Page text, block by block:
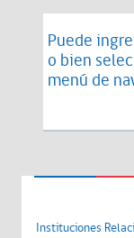
Puede
o bien
menú de
Instituciones